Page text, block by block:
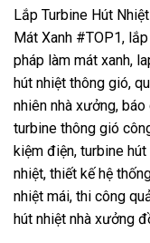
Lắp Turbine Hút
Mát Xanh #TOP1,
pháp làm mát xanh,
hút nhiệt thông gió,
nhiên nhà xưởng,
turbine thông gió
kiệm điện, turbine
nhiệt, thiết kế hệ
nhiệt mái, thi công
hút nhiệt nhà xưởng